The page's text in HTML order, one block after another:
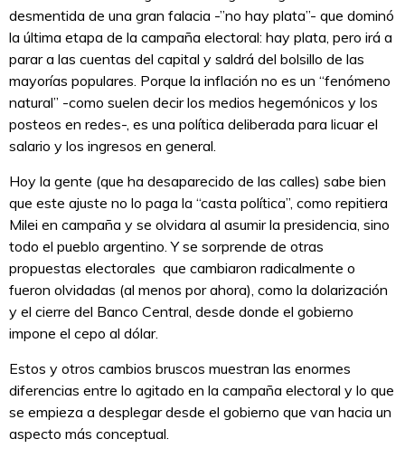
desmentida de una gran falacia -”no hay plata”- que dominó
la última etapa de la campaña electoral: hay plata, pero irá a
parar a las cuentas del capital y saldrá del bolsillo de las
mayorías populares. Porque la inflación no es un “fenómeno
natural” -como suelen decir los medios hegemónicos y los
posteos en redes-, es una política deliberada para licuar el
salario y los ingresos en general.
Hoy la gente (que ha desaparecido de las calles) sabe bien
que este ajuste no lo paga la “casta política”, como repitiera
Milei en campaña y se olvidara al asumir la presidencia, sino
todo el pueblo argentino. Y se sorprende de otras
propuestas electorales que cambiaron radicalmente o
fueron olvidadas (al menos por ahora), como la dolarización
y el cierre del Banco Central, desde donde el gobierno
impone el cepo al dólar.
Estos y otros cambios bruscos muestran las enormes
diferencias entre lo agitado en la campaña electoral y lo que
se empieza a desplegar desde el gobierno que van hacia un
aspecto más conceptual.